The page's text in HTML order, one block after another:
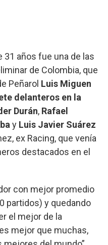
31 años fue una de las
de Colombia, que
Peñarol Luis Miguen
delanteros en la
Durán, Rafael
y Luis Javier Suárez
ex Racing, que venía
destacados en el
con mejor promedio
partidos) y quedando
el mejor de la
mejor que muchas,